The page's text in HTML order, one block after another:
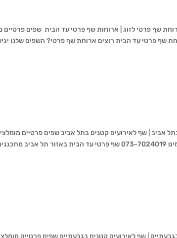
שף פרטי לזוג | ארוחות שף פרטי עד הבית שפים פרטיים
האירועים 073-7024019 ארוחת שף פרטי עד הבית רוצים ארוחת שף פרטי?
אביב | שף לאירועים קטנים בתל אביב שפים פרטיים
סוגי האירועים. מגוון תפריטים לכל הטעמים 073-7024019 שף פרטי עד
| שף לאירועים קטנים בגבעתיים שפים פרטיים